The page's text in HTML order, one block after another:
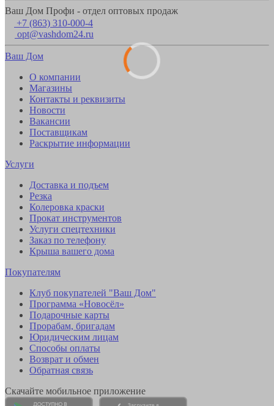
Ваш Дом Профи - отдел оптовых продаж
+7 (863) 310-000-4
opt@vashdom24.ru
Ваш Дом
О компании
Магазины
Контакты и реквизиты
Новости
Вакансии
Поставщикам
Раскрытие информации
Услуги
Доставка и подъем
Резка
Колеровка краски
Прокат инструментов
Услуги спецтехники
Заказ по телефону
Крыша вашего дома
Покупателям
Клуб покупателей "Ваш Дом"
Программа «Новосёл»
Подарочные карты
Прорабам, бригадам
Юридическим лицам
Способы оплаты
Возврат и обмен
Обратная связь
Скачайте мобильное приложение